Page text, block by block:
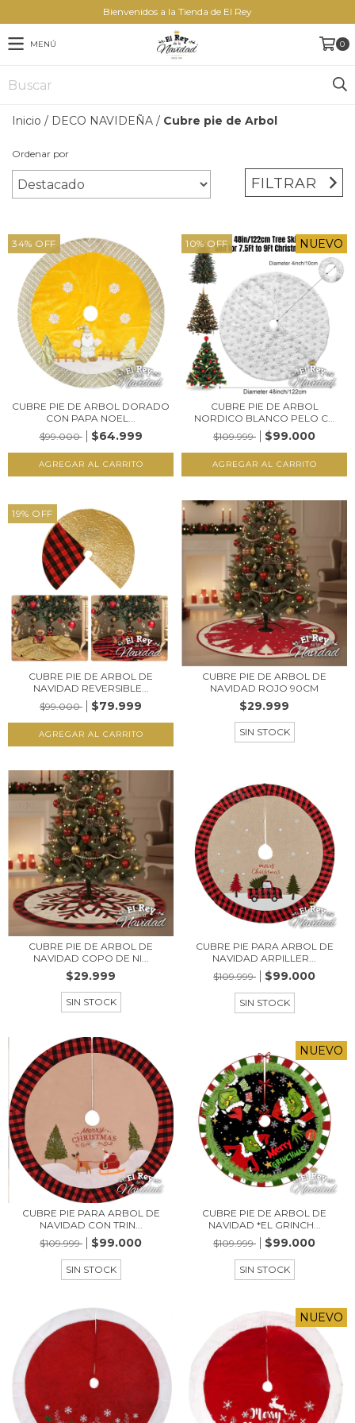
Bienvenidos a la Tienda de El Rey
MENÚ 0
Inicio / DECO NAVIDEÑA / Cubre pie de Arbol
Ordenar por
FILTRAR
34% OFF
CUBRE PIE DE ARBOL DORADO
CON PAPA NOEL...
$99.000
$64.999
10% OFF NUEVO
CUBRE PIE DE ARBOL
NORDICO BLANCO PELO C...
$109.999
$99.000
19% OFF
CUBRE PIE DE ARBOL DE
NAVIDAD REVERSIBLE...
$99.000
$79.999
CUBRE PIE DE ARBOL DE
NAVIDAD ROJO 90CM
$29.999
SIN STOCK
CUBRE PIE DE ARBOL DE
NAVIDAD COPO DE NI...
$29.999
SIN STOCK
CUBRE PIE PARA ARBOL DE
NAVIDAD ARPILLER...
$109.999
$99.000
SIN STOCK
CUBRE PIE PARA ARBOL DE
NAVIDAD CON TRIN...
$109.999
$99.000
SIN STOCK
NUEVO
CUBRE PIE DE ARBOL DE
NAVIDAD *EL GRINCH...
$109.999
$99.000
SIN STOCK
NUEVO